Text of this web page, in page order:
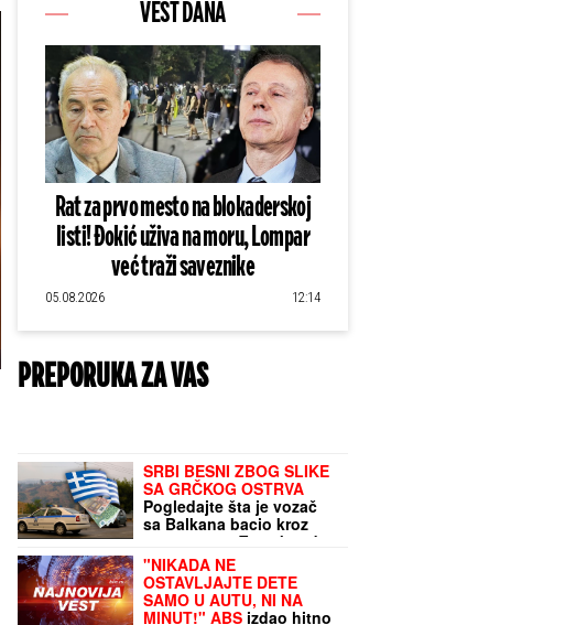
VEST DANA
Rat za prvo mesto na blokaderskoj
listi! Đokić uživa na moru, Lompar
već traži saveznike
05.08.2026 12:14
PREPORUKA ZA VAS
SRBI BESNI ZBOG SLIKE
SA GRČKOG OSTRVA
Pogledajte šta je vozač
sa Balkana bacio kroz
prozor auta: Za sekund
mogao da izazove
katastrofu, sad mu preti
paprena kazna
"NIKADA NE
OSTAVLJAJTE DETE
SAMO U AUTU, NI NA
MINUT!" ABS izdao hitno